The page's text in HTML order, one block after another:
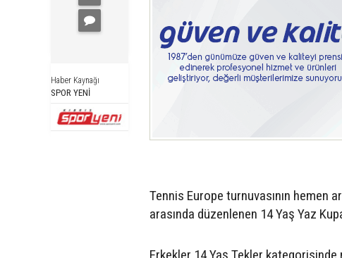
Haber Kaynağı
SPOR YENİ
Tennis Europe turnuvasının hemen
arasında düzenlenen 14 Yaş Yaz